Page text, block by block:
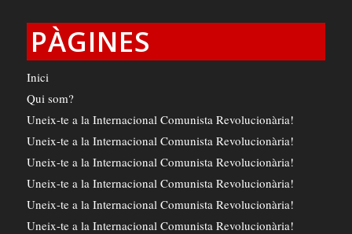
PÀGINES
Inici
Qui som?
Uneix-te a la Internacional Comunista Revolucionària!
Uneix-te a la Internacional Comunista Revolucionària!
Uneix-te a la Internacional Comunista Revolucionària!
Uneix-te a la Internacional Comunista Revolucionària!
Uneix-te a la Internacional Comunista Revolucionària!
Uneix-te a la Internacional Comunista Revolucionària!